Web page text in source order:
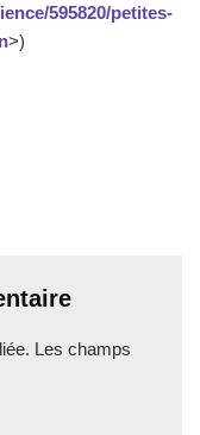
595820/petites-
>)
Les champs